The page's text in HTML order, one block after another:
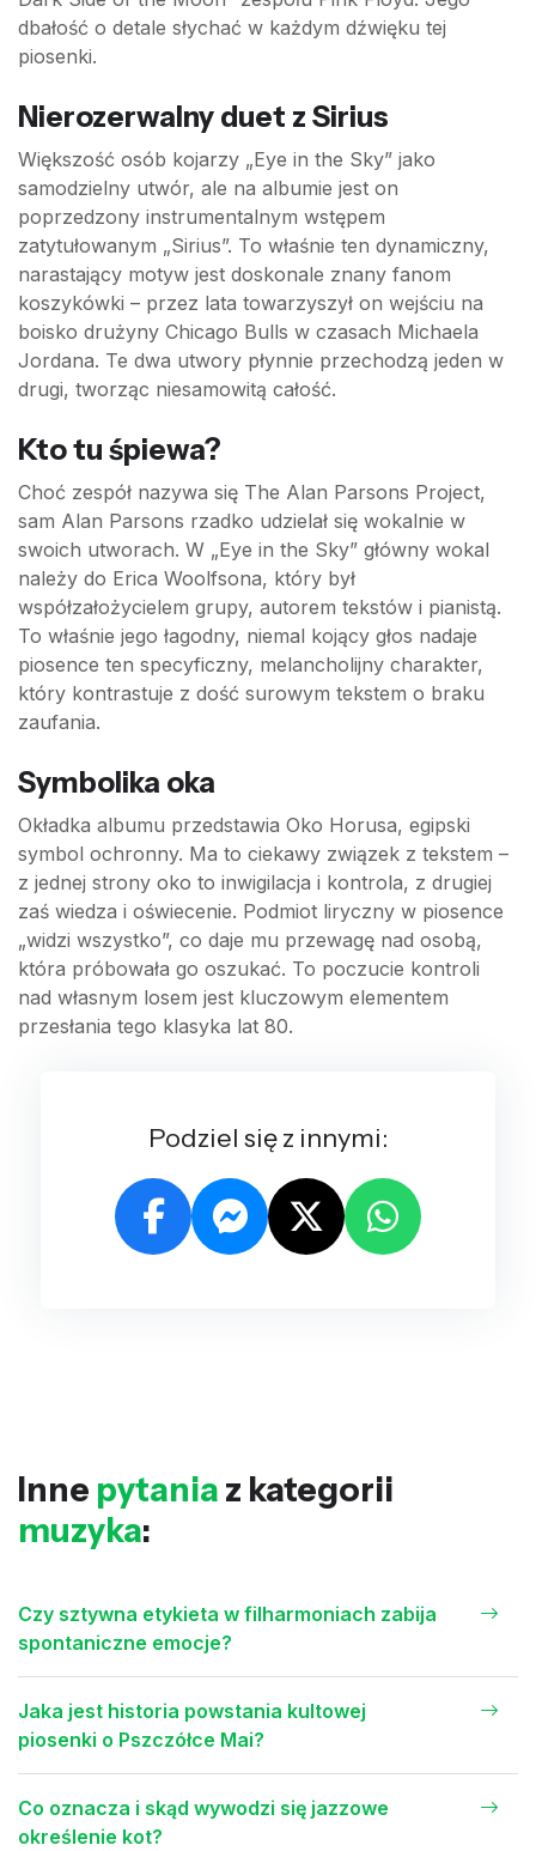
dbałość o detale słychać w każdym dźwięku tej
piosenki.
Nierozerwalny duet z Sirius
Większość osób kojarzy „Eye in the Sky” jako
samodzielny utwór, ale na albumie jest on
poprzedzony instrumentalnym wstępem
zatytułowanym „Sirius”. To właśnie ten dynamiczny,
narastający motyw jest doskonale znany fanom
koszykówki – przez lata towarzyszył on wejściu na
boisko drużyny Chicago Bulls w czasach Michaela
Jordana. Te dwa utwory płynnie przechodzą jeden w
drugi, tworząc niesamowitą całość.
Kto tu śpiewa?
Choć zespół nazywa się The Alan Parsons Project,
sam Alan Parsons rzadko udzielał się wokalnie w
swoich utworach. W „Eye in the Sky” główny wokal
należy do Erica Woolfsona, który był
współzałożycielem grupy, autorem tekstów i pianistą.
To właśnie jego łagodny, niemal kojący głos nadaje
piosence ten specyficzny, melancholijny charakter,
który kontrastuje z dość surowym tekstem o braku
zaufania.
Symbolika oka
Okładka albumu przedstawia Oko Horusa, egipski
symbol ochronny. Ma to ciekawy związek z tekstem –
z jednej strony oko to inwigilacja i kontrola, z drugiej
zaś wiedza i oświecenie. Podmiot liryczny w piosence
„widzi wszystko”, co daje mu przewagę nad osobą,
która próbowała go oszukać. To poczucie kontroli
nad własnym losem jest kluczowym elementem
przesłania tego klasyka lat 80.
Podziel się z innymi:
Inne pytania z kategorii
muzyka:
Czy sztywna etykieta w filharmoniach zabija
spontaniczne emocje?
Jaka jest historia powstania kultowej
piosenki o Pszczółce Mai?
Co oznacza i skąd wywodzi się jazzowe
określenie kot?